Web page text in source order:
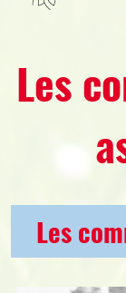
Les
Les